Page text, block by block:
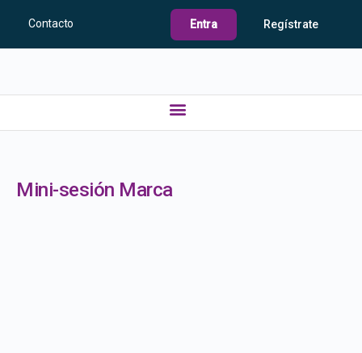
Contacto Entra Regístrate
Mini-sesión Marca